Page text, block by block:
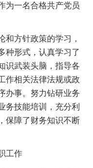
为一名合格共产党员
和方针政策的学习，
种形式，认真学习了
识武装头脑，指导各
作相关法律法规或政
办事。努力钻研业务
务技能培训，充分利
保障了财务知识不断
工作